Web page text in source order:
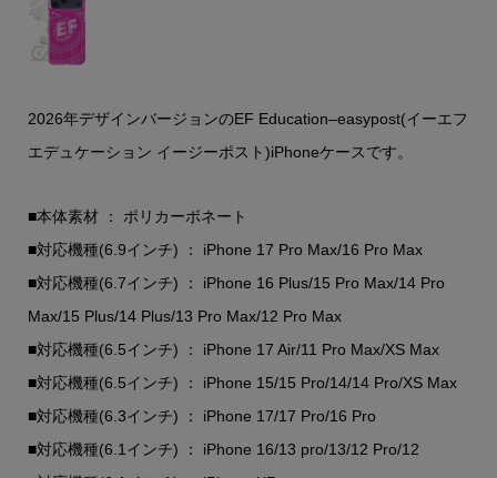
2026年デザインバージョンのEF Education–easypost(イーエフ
エデュケーション イージーポスト)iPhoneケースです。
■本体素材 ： ポリカーボネート
■対応機種(6.9インチ) ： iPhone 17 Pro Max/16 Pro Max
■対応機種(6.7インチ) ： iPhone 16 Plus/15 Pro Max/14 Pro
Max/15 Plus/14 Plus/13 Pro Max/12 Pro Max
■対応機種(6.5インチ) ： iPhone 17 Air/11 Pro Max/XS Max
■対応機種(6.5インチ) ： iPhone 15/15 Pro/14/14 Pro/XS Max
■対応機種(6.3インチ) ： iPhone 17/17 Pro/16 Pro
■対応機種(6.1インチ) ： iPhone 16/13 pro/13/12 Pro/12